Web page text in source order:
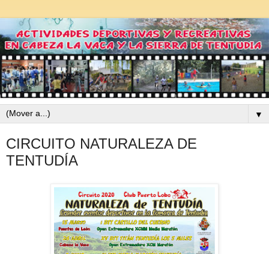
▼
CIRCUITO NATURALEZA DE
TENTUDÍA